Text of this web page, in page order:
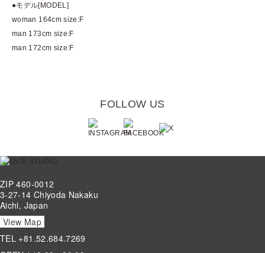
●モデル[MODEL]
woman 164cm size:F
man 173cm size:F
man 172cm size:F
FOLLOW US
ZIP 460-0012
3-27-14 Chiyoda Nakaku
Aichi, Japan
View Map
TEL +81.52.684.7269